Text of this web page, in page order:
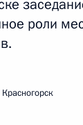
материалы
роли